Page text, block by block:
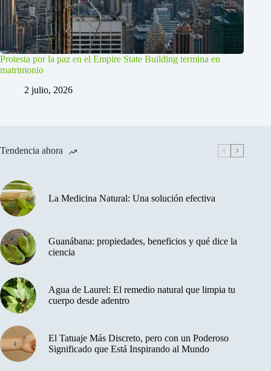
Protesta por la paz en el Empire State Building termina en
matrimonio
2 julio, 2026
Tendencia ahora
La Medicina Natural: Una solución efectiva
Guanábana: propiedades, beneficios y qué dice la
ciencia
Agua de Laurel: El remedio natural que limpia tu
cuerpo desde adentro
El Tatuaje Más Discreto, pero con un Poderoso
Significado que Está Inspirando al Mundo